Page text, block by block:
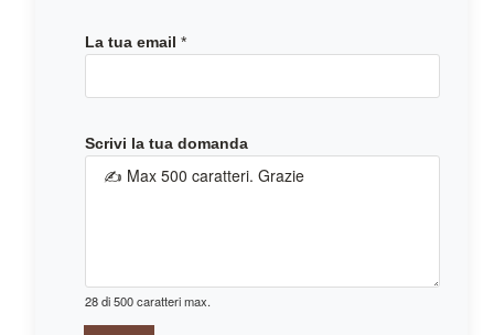
o
a
d
m
La tua email *
Scrivi la tua domanda
28 di 500 caratteri max.